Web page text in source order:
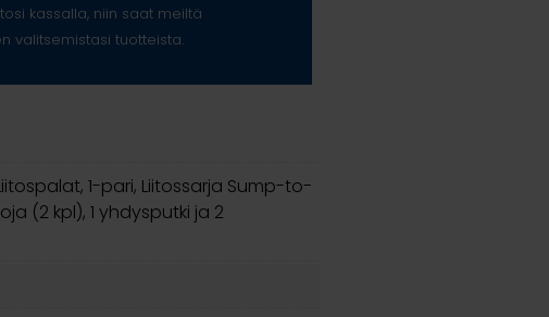
kassalla, niin saat meiltä
valitsemistasi tuotteista.
Liitospalat, 1-pari, Liitossarja Sump-to-
(2 kpl), 1 yhdysputki ja 2